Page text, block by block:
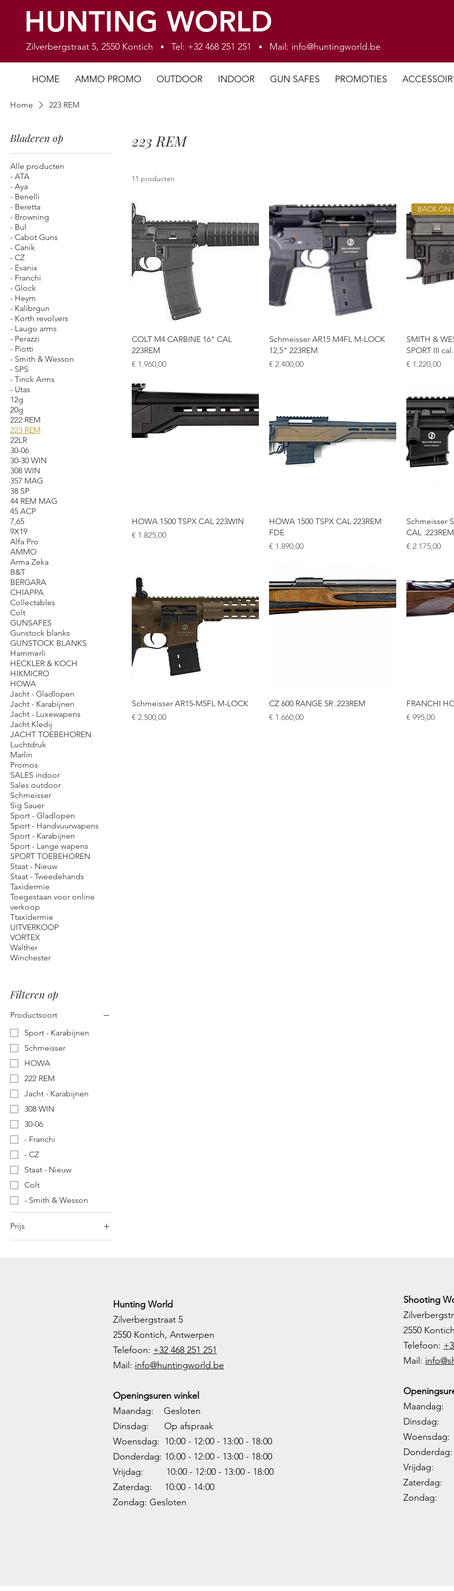
Zilverbergstraat 5, 2550 Kontich ▪ Tel: +32 468 251 251 ▪ Mail: info@huntingworld.be
HUNTING WORLD
HOME AMMO PROMO OUTDOOR INDOOR GUN SAFES PROMOTIES
Home 223 REM
Bladeren op
Alle producten
- ATA
- Aya
- Benelli
- Beretta
- Browning
- Bul
- Cabot Guns
- Canik
- CZ
- Evanix
- Franchi
- Glock
- Heym
- Kalibrgun
- Korth revolvers
- Laugo arms
- Perazzi
- Piotti
- Smith & Wesson
- SPS
- Tinck Arms
- Utas
12g
20g
222 REM
223 REM
22LR
30-06
30-30 WIN
308 WIN
357 MAG
38 SP
44 REM MAG
45 ACP
7,65
9X19
Alfa Pro
AMMO
Arma Zeka
B&T
BERGARA
CHIAPPA
Collectables
Colt
GUNSAFES
Gunstock blanks
GUNSTOCK BLANKS
Hammerli
HECKLER & KOCH
HIKMICRO
HOWA
Jacht - Gladlopen
Jacht - Karabijnen
Jacht - Luxewapens
Jacht Kledij
JACHT TOEBEHOREN
Luchtdruk
Marlin
Promos
SALES indoor
Sales outdoor
Schmeisser
Sig Sauer
Sport - Gladlopen
Sport - Handvuurwapens
Sport - Karabijnen
Sport - Lange wapens
SPORT TOEBEHOREN
Staat - Nieuw
Staat - Tweedehands
Taxidermie
Toegestaan voor online
verkoop
Ttaxidermie
UITVERKOOP
VORTEX
Walther
Winchester
Filteren op
Productsoort
Sport - Karabijnen
Schmeisser
HOWA
222 REM
Jacht - Karabijnen
308 WIN
30-06
- Franchi
- CZ
Staat - Nieuw
Colt
- Smith & Wesson
Prijs
223 REM
11 producten
COLT M4 CARBINE 16" CAL
223REM
Prijs
€ 1.960,00
Schmeisser AR15 M4FL M-LOCK
12,5" 223REM
Prijs
€ 2.400,00
BACK ON
SMITH &
SPORT III
Prijs
€ 1.220,00
HOWA 1500 TSPX CAL 223WIN
Prijs
€ 1.825,00
HOWA 1500 TSPX CAL 223REM
FDE
Prijs
€ 1.890,00
Schmeisser
CAL .223REM
Prijs
€ 2.175,00
Schmeisser AR15-M5FL M-LOCK
Prijs
€ 2.500,00
CZ 600 RANGE 5R .223REM
Prijs
€ 1.660,00
FRANCHI
Prijs
€ 995,00
Hunting World
Zilverbergstraat 5
2550 Kontich, Antwerpen
Telefoon: +32 468 251 251
Mail: info@huntingworld.be
Openingsuren winkel
Maandag: Gesloten
Dinsdag: Op afspraak
Woensdag: 10:00 - 12:00 - 13:00 - 18:00
Donderdag: 10:00 - 12:00 - 13:00 - 18:00
Vrijdag: 10:00 - 12:00 - 13:00 - 18:00
Zaterdag: 10:00 - 14:00
Zondag: Gesloten
Shooting
2550
Telefoon:
Mail:
Maandag:
Dinsdag:
Woensdag:
Donderdag:
Vrijdag:
Zaterdag:
Zondag: